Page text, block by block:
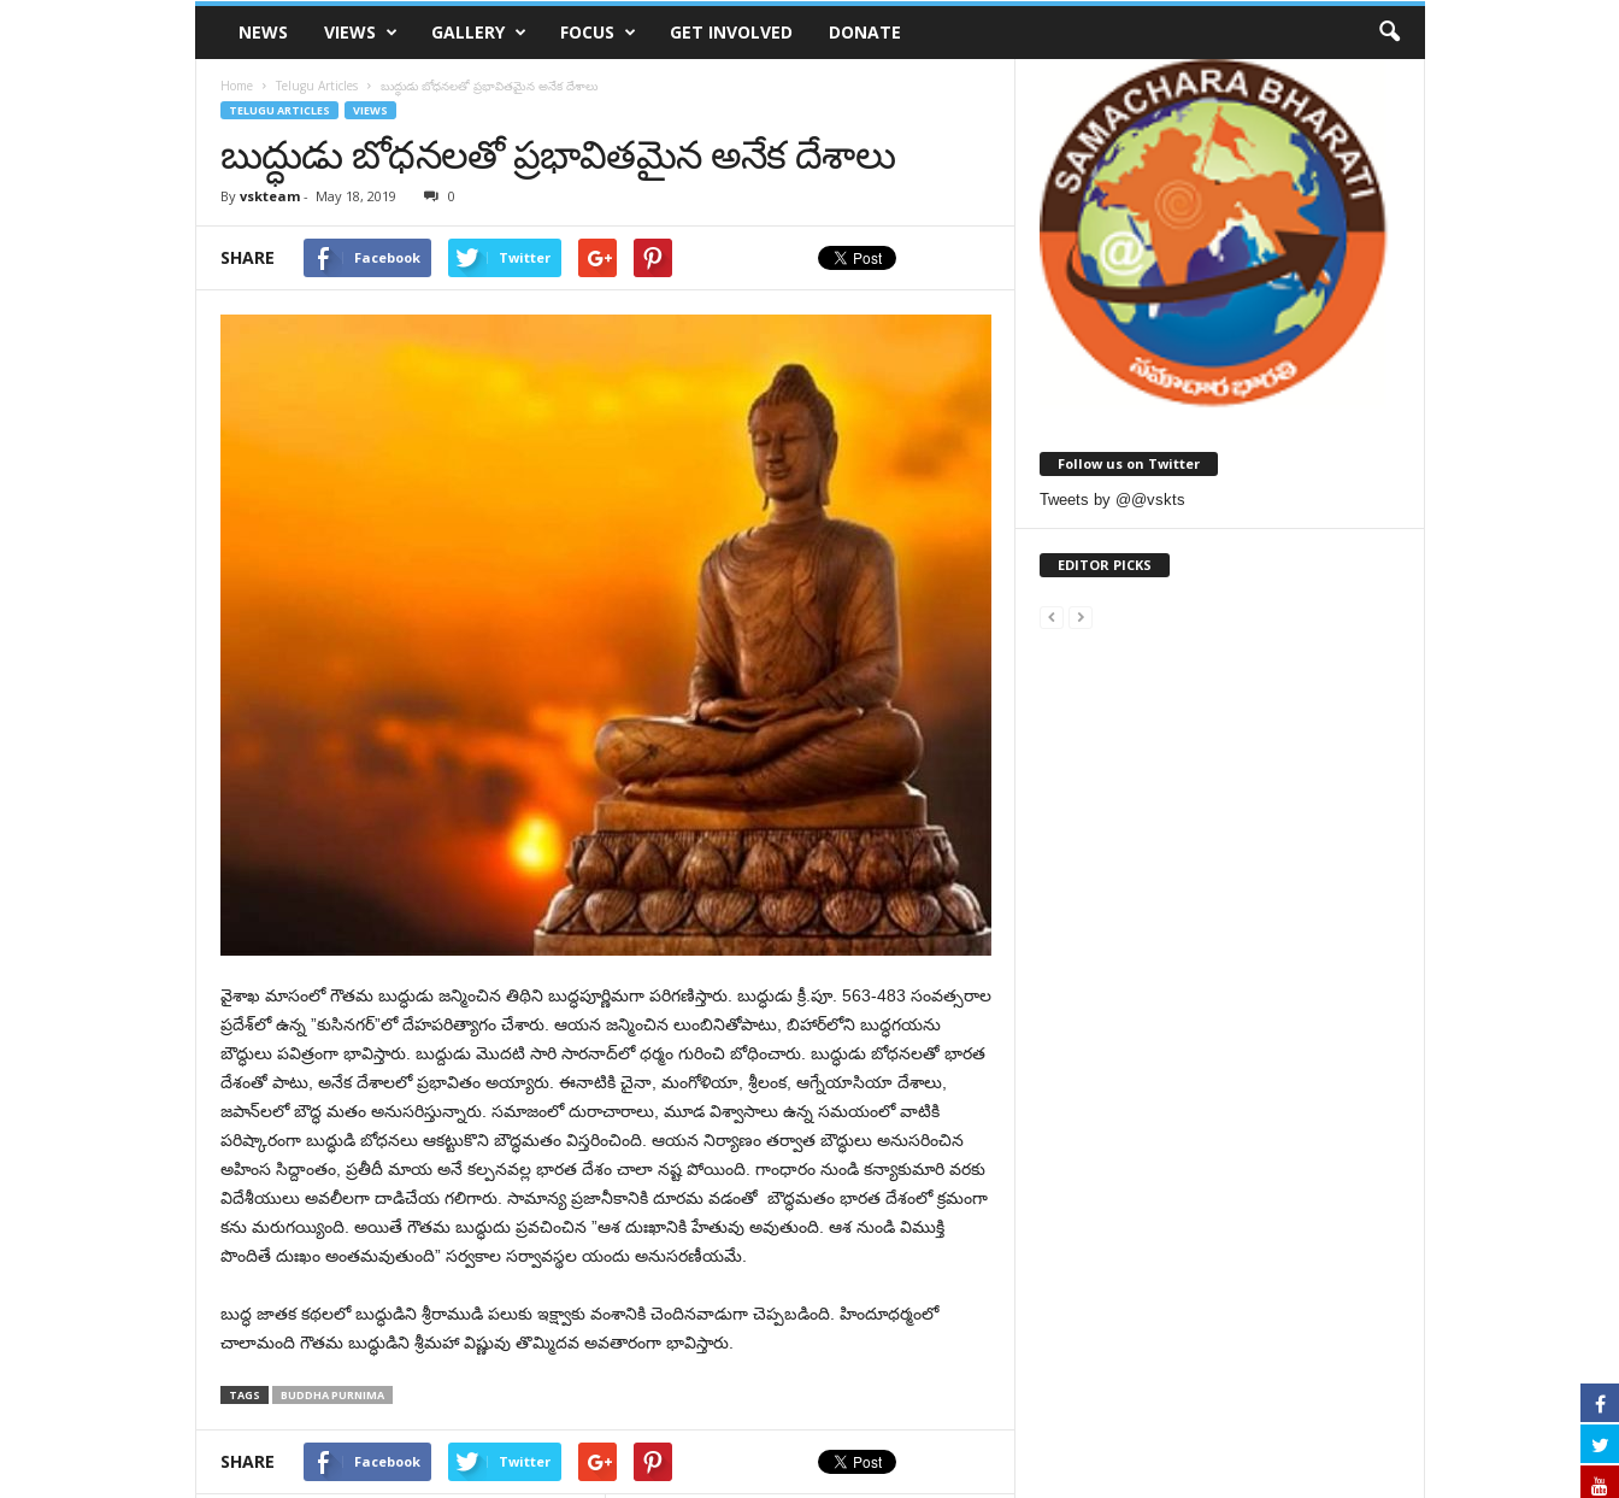
VSK
TelanganaNEWS VIEWS GALLERY FOCUS GET INVOLVED DONATE
Home Telugu Articles బుద్ధుడు బోధనలతో ప్రభావితమైన అనేక దేశాలు
TELUGU ARTICLES VIEWS
బుద్ధుడు బోధనలతో ప్రభావితమైన అనేక దేశాలు
By vskteam- May 18, 2019 0
SHARE Facebook Twitter
వైశాఖ మాసంలో గౌతమ బుద్ధుడు జన్మించిన తిథిని బుద్ధపూర్ణిమగా పరిగణిస్తారు. బుద్ధుడు క్రీ.పూ. 563-483 సంవత్సరాల
ప్రదేశ్‌లో ఉన్న ”కుసినగర్‌”లో దేహపరిత్యాగం చేశారు. ఆయన జన్మించిన లుంబినితోపాటు, బిహార్‌లోని బుద్ధగయను
బౌద్ధులు పవిత్రంగా భావిస్తారు. బుద్దుడు మొదటి సారి సారనాద్‌లో ధర్మం గురించి బోధించారు. బుద్ధుడు బోధనలతో భారత
దేశంతో పాటు, అనేక దేశాలలో ప్రభావితం అయ్యారు. ఈనాటికి చైనా, మంగోళియా, శ్రీలంక, ఆగ్నేయాసియా దేశాలు,
జపాన్‌లలో బౌద్ధ మతం అనుసరిస్తున్నారు. సమాజంలో దురాచారాలు, మూడ విశ్వాసాలు ఉన్న సమయంలో వాటికి
పరిష్కారంగా బుద్ధుడి బోధనలు ఆకట్టుకొని బౌద్ధమతం విస్తరించింది. ఆయన నిర్యాణం తర్వాత బౌద్ధులు అనుసరించిన
అహింస సిద్దాంతం, ప్రతీదీ మాయ అనే కల్పనవల్ల భారత దేశం చాలా నష్ట పోయింది. గాంధారం నుండి కన్యాకుమారి వరకు
విదేశీయులు అవలీలగా దాడిచేయ గలిగారు. సామాన్య ప్రజానీకానికి దూరమ వడంతో బౌద్ధమతం భారత దేశంలో క్రమంగా
కను మరుగయ్యింది. అయితే గౌతమ బుద్ధుదు ప్రవచించిన ”ఆశ దుఃఖానికి హేతువు అవుతుంది. ఆశ నుండి విముక్తి
పొందితే దుఃఖం అంతమవుతుంది” సర్వకాల సర్వావస్థల యందు అనుసరణీయమే.
బుద్ధ జాతక కథలలో బుద్ధుడిని శ్రీరాముడి పలుకు ఇక్ష్వాకు వంశానికి చెందినవాడుగా చెప్పబడింది. హిందూధర్మంలో
చాలామంది గౌతమ బుద్ధుడిని శ్రీమహా విష్ణువు తొమ్మిదవ అవతారంగా భావిస్తారు.
TAGS BUDDHA PURNIMA
SHARE Facebook Twitter
Follow us on Twitter
Tweets by @@vskts
EDITOR PICKS